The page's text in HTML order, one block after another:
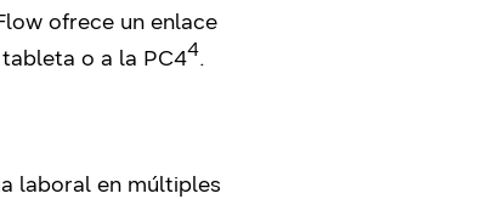
ofrece un enlace
o a la PC44.
laboral en múltiples